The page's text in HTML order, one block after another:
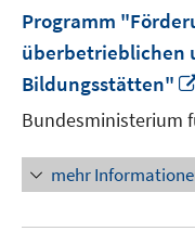
Programm
überbetrieblichen
Bildungsstätten"
Bundesministerium
mehr